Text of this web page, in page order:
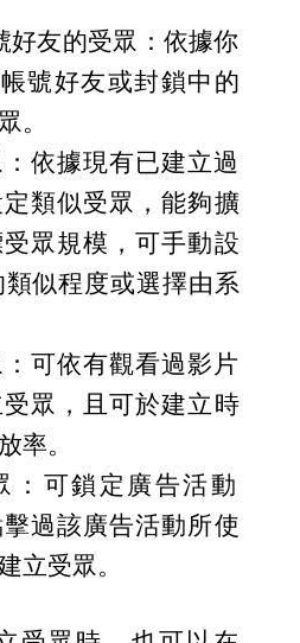
好友的受眾：依據你
號好友或封鎖中的
。
依據現有已建立過
類似受眾，能夠擴
眾規模，可手動設
似程度或選擇由系
可依有觀看過影片
眾，且可於建立時
率。
：可鎖定廣告活動
過該廣告活動所使
立受眾。